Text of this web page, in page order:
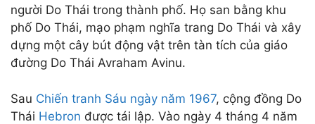
người Do Thái trong thành phố. Họ san bằng khu
phố Do Thái, mạo phạm nghĩa trang Do Thái và xây
dựng một cây bút động vật trên tàn tích của giáo
đường Do Thái Avraham Avinu.
Sau Chiến tranh Sáu ngày năm 1967, cộng đồng Do
Thái Hebron được tái lập. Vào ngày 4 tháng 4 năm